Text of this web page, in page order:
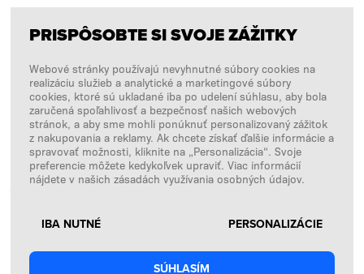
Facebook
Instagram
Copyright © 2026 SFD S. A.
PLATBY SPRACÚVA
PRISPÔSOBTE SI SVOJE ZÁŽITKY
Webové stránky používajú nevyhnutné súbory cookies na
realizáciu služieb a analytické a marketingové súbory
cookies, ktoré sú ukladané iba po udelení súhlasu, aby bola
zaručená spoľahlivosť a bezpečnosť našich webových
stránok, a aby sme mohli ponúknuť personalizovaný zážitok
z nakupovania a reklamy. Ak chcete získať ďalšie informácie a
spravovať možnosti, kliknite na „Personalizácia“. Svoje
preferencie môžete kedykoľvek upraviť. Viac informácií
nájdete v našich zásadách využívania osobných údajov.
IBA NUTNÉ PERSONALIZÁCIE
SÚHLASÍM